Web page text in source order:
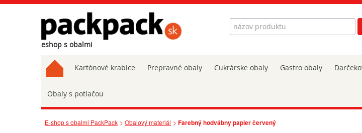
eshop s obalmi
Hľadať
Kartónové krabice Prepravné obaly Cukrárske obaly Gastro obaly
Obaly s potlačou
E-shop s obalmi PackPack Obalový materiál Farebný hodvábny papier červený